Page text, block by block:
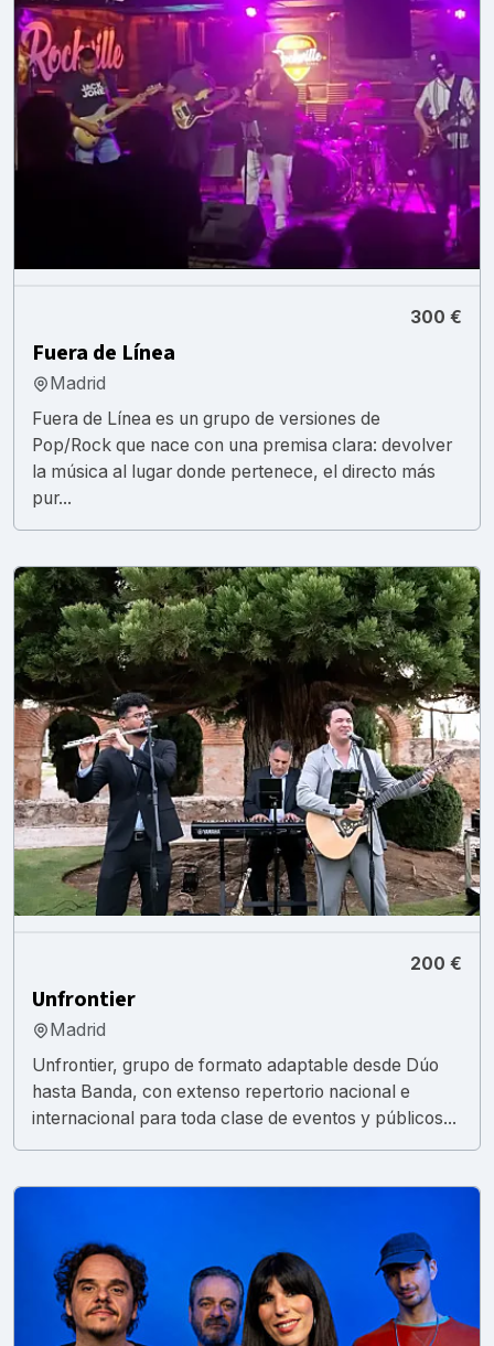
300 €
Fuera de Línea
Madrid
Fuera de Línea es un grupo de versiones de
Pop/Rock que nace con una premisa clara: devolver
la música al lugar donde pertenece, el directo más
pur...
200 €
Unfrontier
Madrid
Unfrontier, grupo de formato adaptable desde Dúo
hasta Banda, con extenso repertorio nacional e
internacional para toda clase de eventos y públicos...